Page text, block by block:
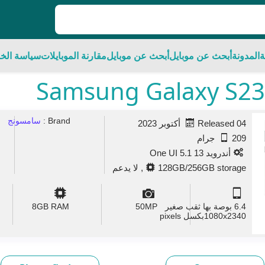
المدونةأبحث عن موبايلأبحث عن موبايلمقارنة الموبايلاتسياسة
Released 04 أكتوبر 2023
209 جرام
أندرويد 13 One UI 5.1
128GB/256GB storage, لا يدعم
Brand : سامسونج
6.4 بوصة بها ثقب صغير
1080x2340بكسل pixels
50MP
8GB RAM